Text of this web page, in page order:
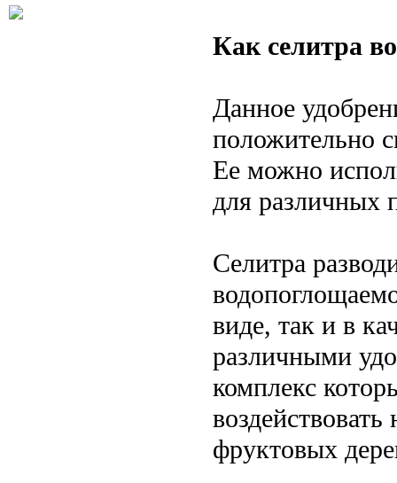
Как селитра
Данное
положительно
Ее можно
для различных
Селитра
виде, так и в
различными
комплекс
воздействовать
фруктовых